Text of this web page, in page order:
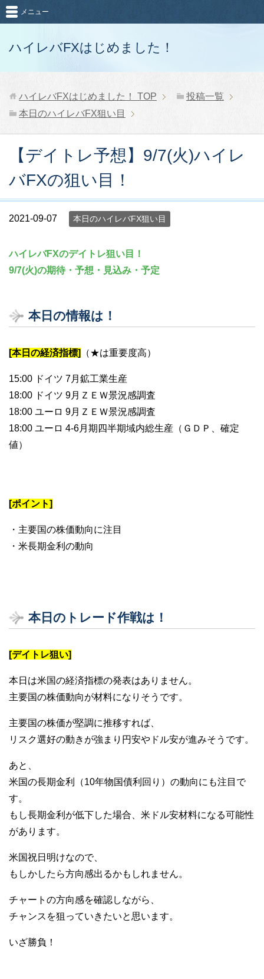
ハイレバFXはじめました！
メニュー
ハイレバFXはじめました！ TOP
投稿一覧
本日のハイレバFX狙い目
【デイトレ予想】9/7(火)ハイレ
バFXの狙い目！
2021-09-07 本日のハイレバFX狙い目
ハイレバFXのデイトレ狙い目！
9/7(火)の期待・予想・見込み・予定
本日の情報は！
[本日の経済指標] （★は重要度高）
15:00 ドイツ 7月鉱工業生産
18:00 ドイツ 9月ＺＥＷ景況感調査
18:00 ユーロ 9月ＺＥＷ景況感調査
18:00 ユーロ 4-6月期四半期域内総生産（ＧＤＰ、確定
値）
[ポイント]
・主要国の株価動向に注目
・米長期金利の動向
本日のトレード作戦は！
[デイトレ狙い]
本日は米国の経済指標の発表はありません。
主要国の株価動向が材料になりそうです。
主要国の株価が堅調に推移すれば、
リスク選好の動きが強まり円安やドル安が進みそうです。
あと、
米国の長期金利（10年物国債利回り）の動向にも注目で
す。
もし長期金利が低下した場合、米ドル安材料になる可能性
があります。
米国祝日明けなので、
もしかしたら方向感出るかもしれません。
チャートの方向感を確認しながら、
チャンスを狙っていきたいと思います。
いざ勝負！